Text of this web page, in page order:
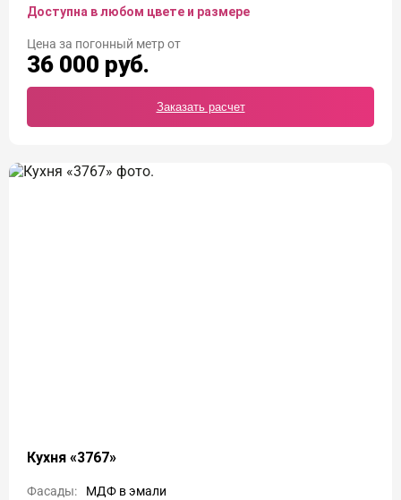
Доступна в любом цвете и размере
Цена
36 000 руб.
Заказать расчет
Кухня «3767»
Фасады:
МДФ в эмали